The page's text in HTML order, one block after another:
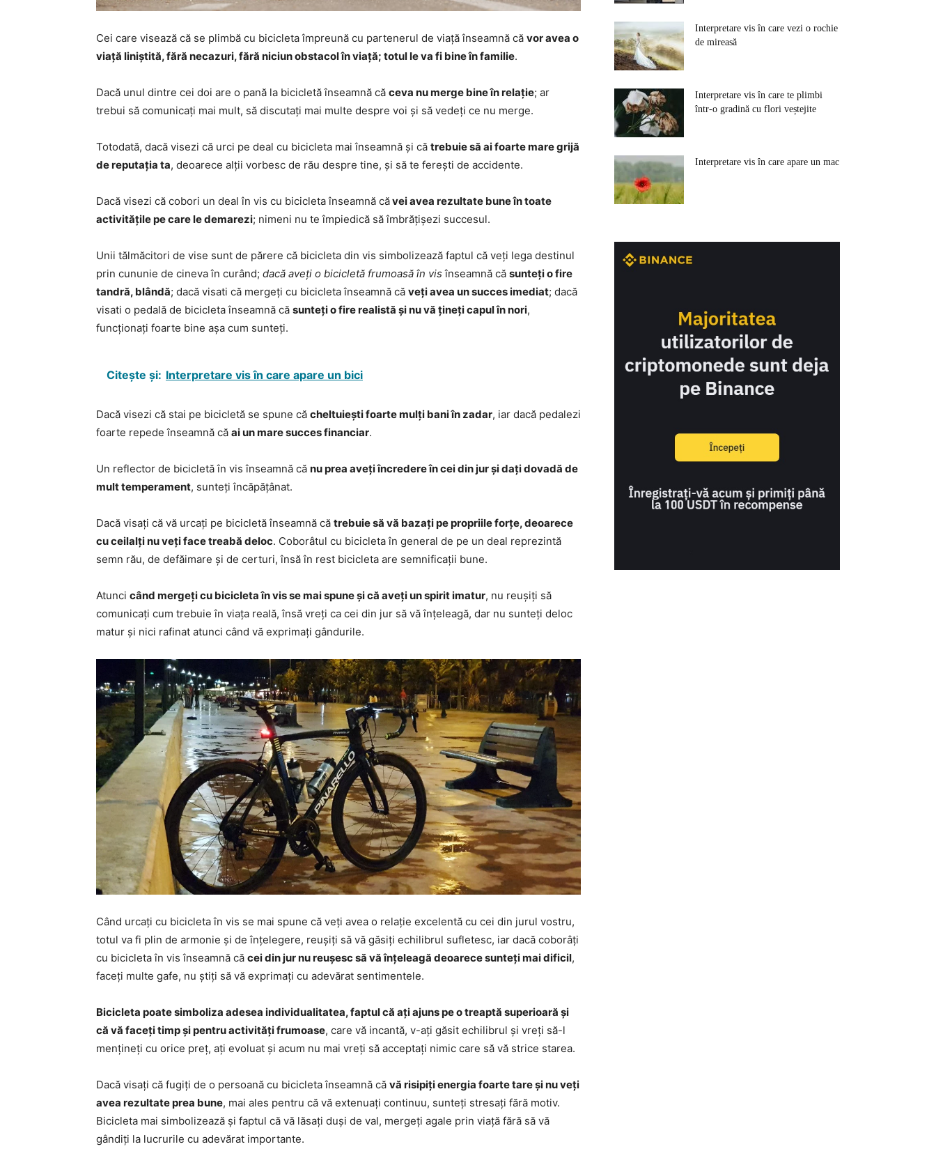
Cei care visează că se plimbă cu bicicleta împreună cu partenerul de viață înseamnă că vor avea o
viață liniștită, fără necazuri, fără niciun obstacol în viață; totul le va fi bine în familie.
Dacă unul dintre cei doi are o pană la bicicletă înseamnă că ceva nu merge bine în relație; ar
trebui să comunicați mai mult, să discutați mai multe despre voi și să vedeți ce nu merge.
Totodată, dacă visezi că urci pe deal cu bicicleta mai înseamnă și că trebuie să ai foarte mare grijă
de reputația ta, deoarece alții vorbesc de rău despre tine, și să te ferești de accidente.
Dacă visezi că cobori un deal în vis cu bicicleta înseamnă căvei avea rezultate bune în toate
activitățile pe care le demarezi; nimeni nu te împiedică să îmbrățișezi succesul.
Unii tălmăcitori de vise sunt de părere că bicicleta din vis simbolizează faptul că veți lega destinul
prin cununie de cineva în curând; dacă aveți o bicicletă frumoasă în vis înseamnă că sunteți o fire
tandră, blândă; dacă visati că mergeți cu bicicleta înseamnă că veți avea un succes imediat; dacă
visati o pedală de bicicleta înseamnă că sunteți o fire realistă și nu vă țineți capul în nori,
funcționați foarte bine așa cum sunteți.
Citește și: Interpretare vis în care apare un bici
Dacă visezi că stai pe bicicletă se spune că cheltuiești foarte mulți bani în zadar, iar dacă pedalezi
foarte repede înseamnă că ai un mare succes financiar.
Un reflector de bicicletă în vis înseamnă că nu prea aveți încredere în cei din jur și dați dovadă de
mult temperament, sunteți încăpățânat.
Dacă visați că vă urcați pe bicicletă înseamnă că trebuie să vă bazați pe propriile forțe, deoarece
cu ceilalți nu veți face treabă deloc. Coborâtul cu bicicleta în general de pe un deal reprezintă
semn rău, de defăimare și de certuri, însă în rest bicicleta are semnificații bune.
Atunci când mergeți cu bicicleta în vis se mai spune și că aveți un spirit imatur, nu reușiți să
comunicați cum trebuie în viața reală, însă vreți ca cei din jur să vă înțeleagă, dar nu sunteți deloc
matur și nici rafinat atunci când vă exprimați gândurile.
Când urcați cu bicicleta în vis se mai spune că veți avea o relație excelentă cu cei din jurul vostru,
totul va fi plin de armonie și de înțelegere, reușiți să vă găsiți echilibrul sufletesc, iar dacă coborâți
cu bicicleta în vis înseamnă că cei din jur nu reușesc să vă înțeleagă deoarece sunteți mai dificil,
faceți multe gafe, nu știți să vă exprimați cu adevărat sentimentele.
Bicicleta poate simboliza adesea individualitatea, faptul că ați ajuns pe o treaptă superioară și
că vă faceți timp și pentru activități frumoase, care vă incantă, v-ați găsit echilibrul și vreți să-l
mențineți cu orice preț, ați evoluat și acum nu mai vreți să acceptați nimic care să vă strice starea.
Dacă visați că fugiți de o persoană cu bicicleta înseamnă că vă risipiți energia foarte tare și nu veți
avea rezultate prea bune, mai ales pentru că vă extenuați continuu, sunteți stresați fără motiv.
Bicicleta mai simbolizează și faptul că vă lăsați duși de val, mergeți agale prin viață fără să vă
gândiți la lucrurile cu adevărat importante.
Interpretare vis în care vezi o rochie
de mireasă
Interpretare vis în care te plimbi
într-o gradină cu flori veștejite
Interpretare vis în care apare un mac